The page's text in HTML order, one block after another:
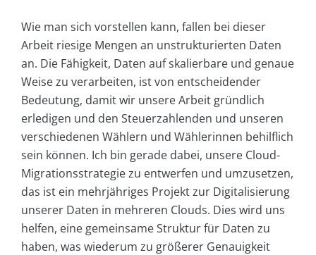
Wie man sich vorstellen kann, fallen bei dieser
Arbeit riesige Mengen an unstrukturierten Daten
an. Die Fähigkeit, Daten auf skalierbare und genaue
Weise zu verarbeiten, ist von entscheidender
Bedeutung, damit wir unsere Arbeit gründlich
erledigen und den Steuerzahlenden und unseren
verschiedenen Wählern und Wählerinnen behilflich
sein können. Ich bin gerade dabei, unsere Cloud-
Migrationsstrategie zu entwerfen und umzusetzen,
das ist ein mehrjähriges Projekt zur Digitalisierung
unserer Daten in mehreren Clouds. Dies wird uns
helfen, eine gemeinsame Struktur für Daten zu
haben, was wiederum zu größerer Genauigkeit